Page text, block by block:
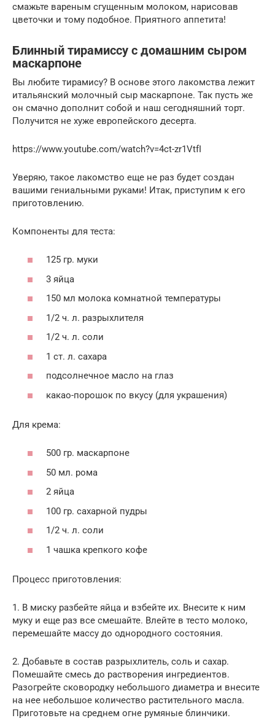
смажьте вареным сгущенным молоком, нарисовав
цветочки и тому подобное. Приятного аппетита!
Блинный тирамиссу с домашним сыром
маскарпоне
Вы любите тирамису? В основе этого лакомства лежит
итальянский молочный сыр маскарпоне. Так пусть же
он смачно дополнит собой и наш сегодняшний торт.
Получится не хуже европейского десерта.
https://www.youtube.com/watch?v=4ct-zr1VtfI
Уверяю, такое лакомство еще не раз будет создан
вашими гениальными руками! Итак, приступим к его
приготовлению.
Компоненты для теста:
125 гр. муки
3 яйца
150 мл молока комнатной температуры
1/2 ч. л. разрыхлителя
1/2 ч. л. соли
1 ст. л. сахара
подсолнечное масло на глаз
какао-порошок по вкусу (для украшения)
Для крема:
500 гр. маскарпоне
50 мл. рома
2 яйца
100 гр. сахарной пудры
1/2 ч. л. соли
1 чашка крепкого кофе
Процесс приготовления:
1. В миску разбейте яйца и взбейте их. Внесите к ним
муку и еще раз все смешайте. Влейте в тесто молоко,
перемешайте массу до однородного состояния.
2. Добавьте в состав разрыхлитель, соль и сахар.
Помешайте смесь до растворения ингредиентов.
Разогрейте сковородку небольшого диаметра и внесите
на нее небольшое количество растительного масла.
Приготовьте на среднем огне румяные блинчики.